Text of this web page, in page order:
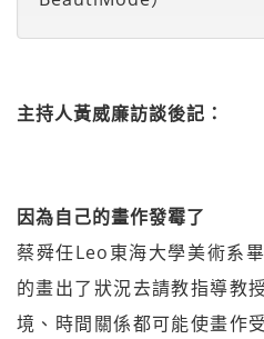
主持人黃威廉訪談後記：
因為自己的畫作發霉了
蔡舜任Leo東海大學美術系
的畫出了狀況去請教指導教
境、時間關係都可能使畫作